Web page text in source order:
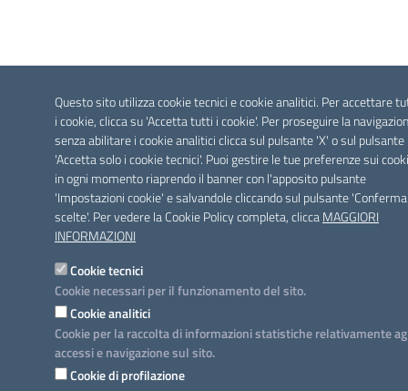
Questo sito utilizza cookie tecnici e cookie analitici. Per accettare
i cookie, clicca su 'Accetta tutti i cookie'. Per proseguire la
senza abilitare i cookie analitici clicca sul pulsante 'X' o sul pulsante
'Accetta solo i cookie tecnici'. Puoi gestire le tue preferenze sui
in ogni momento riaprendo il banner con l'apposito pulsante
'Impostazioni cookie' e salvandole cliccando sul pulsante
scelte'. Per vedere la Cookie Policy completa, cliccaMAGGIORI
INFORMAZIONI
Cookie tecnici
Cookie necessari per il funzionamento del sito.
Cookie analitici
Cookie per la raccolta di informazioni statistiche relativamente
accessi e navigazione sul sito.
Cookie di profilazione